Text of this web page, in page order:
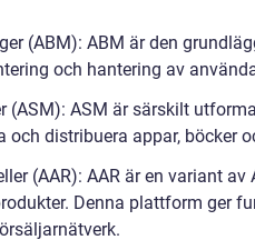
(ABM): ABM är den
och hantering av
(ASM): ASM är särskilt
distribuera appar, böcker
(AAR): AAR är en variant
Denna plattform ger